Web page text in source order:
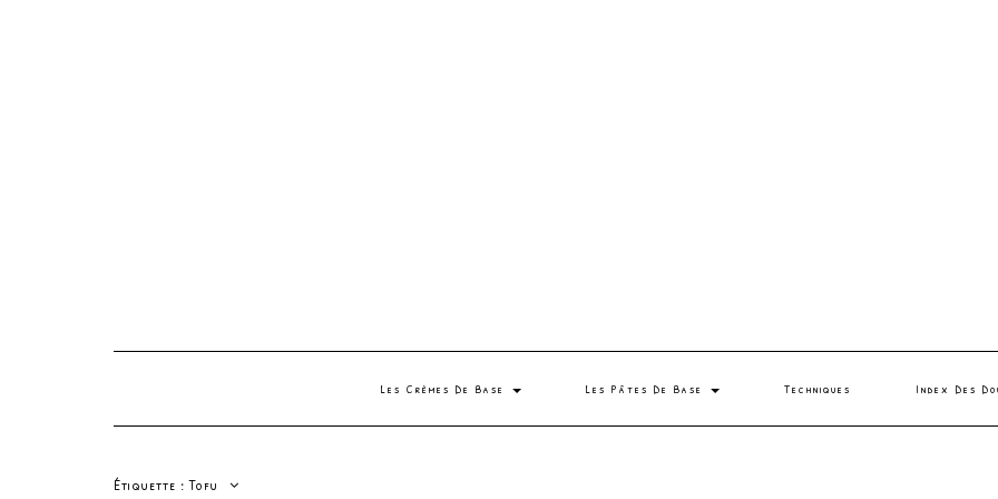
Les Crèmes De Base Les Pâtes De Base Techniques Index Des
Étiquette :Tofu